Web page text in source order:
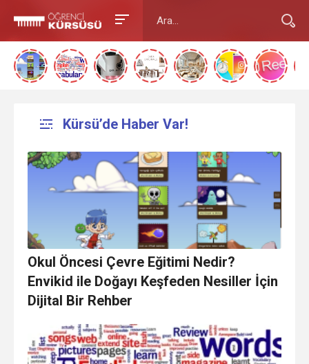
Kürsü’de Haber Var!
Okul Öncesi Çevre Eğitimi Nedir?
Envikid ile Doğayı Keşfeden Nesiller İçin
Dijital Bir Rehber